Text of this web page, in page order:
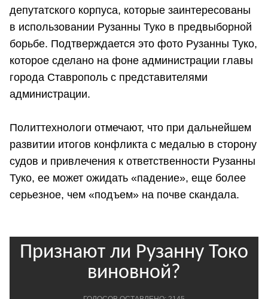
депутатского корпуса, которые заинтересованы
в использовании Рузанны Туко в предвыборной
борьбе. Подтверждается это фото Рузанны Туко,
которое сделано на фоне администрации главы
города Ставрополь с представителями
администрации.
Политтехнологи отмечают, что при дальнейшем
развитии итогов конфликта с медалью в сторону
судов и привлечения к ответственности Рузанны
Туко, ее может ожидать «падение», еще более
серьезное, чем «подъем» на почве скандала.